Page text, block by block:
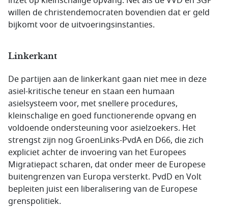
willen de christendemocraten bovendien dat er geld
bijkomt voor de uitvoeringsinstanties.
Linkerkant
De partijen aan de linkerkant gaan niet mee in deze
asiel-kritische teneur en staan een humaan
asielsysteem voor, met snellere procedures,
kleinschalige en goed functionerende opvang en
voldoende ondersteuning voor asielzoekers. Het
strengst zijn nog GroenLinks-PvdA en D66, die zich
expliciet achter de invoering van het Europees
Migratiepact scharen, dat onder meer de Europese
buitengrenzen van Europa versterkt. PvdD en Volt
bepleiten juist een liberalisering van de Europese
grenspolitiek.